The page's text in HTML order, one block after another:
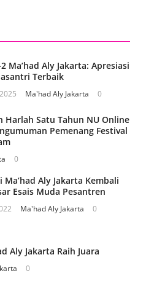
Ma’had Aly Jakarta: Apresiasi
Terbaik
Ma'had Aly Jakarta 0
Harlah Satu Tahun NU Online
Pemenang Festival
0
Aly Jakarta Kembali
Esais Muda Pesantren
Ma'had Aly Jakarta 0
Aly Jakarta Raih Juara
0